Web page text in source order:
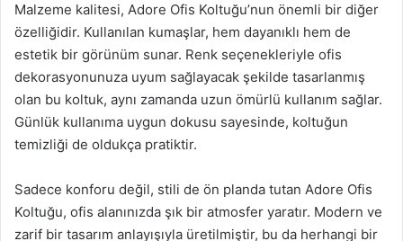
Malzeme kalitesi, Adore Ofis Koltuğu’nun önemli bir diğer
özelliğidir. Kullanılan kumaşlar, hem dayanıklı hem de
estetik bir görünüm sunar. Renk seçenekleriyle ofis
dekorasyonunuza uyum sağlayacak şekilde tasarlanmış
olan bu koltuk, aynı zamanda uzun ömürlü kullanım sağlar.
Günlük kullanıma uygun dokusu sayesinde, koltuğun
temizliği de oldukça pratiktir.
Sadece konforu değil, stili de ön planda tutan Adore Ofis
Koltuğu, ofis alanınızda şık bir atmosfer yaratır. Modern ve
zarif bir tasarım anlayışıyla üretilmiştir, bu da herhangi bir